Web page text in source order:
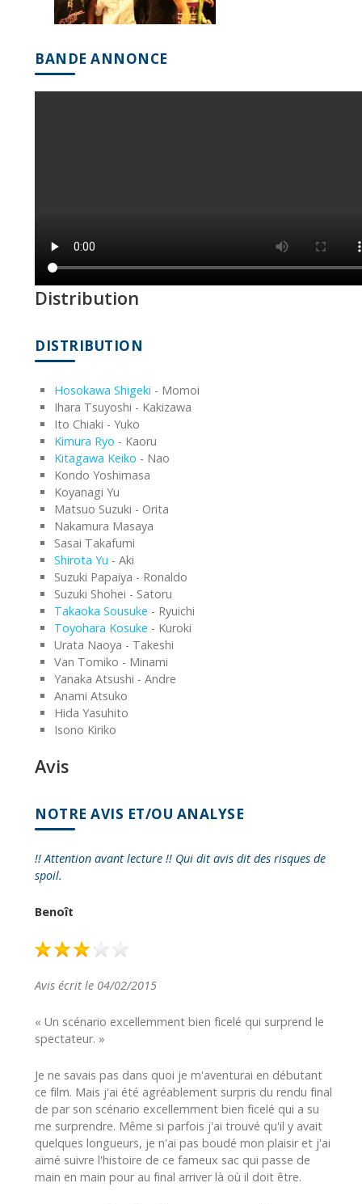
BANDE ANNONCE
Distribution
DISTRIBUTION
Hosokawa Shigeki - Momoi
Ihara Tsuyoshi - Kakizawa
Ito Chiaki - Yuko
Kimura Ryo - Kaoru
Kitagawa Keiko - Nao
Kondo Yoshimasa
Koyanagi Yu
Matsuo Suzuki - Orita
Nakamura Masaya
Sasai Takafumi
Shirota Yu - Aki
Suzuki Papaiya - Ronaldo
Suzuki Shohei - Satoru
Takaoka Sousuke - Ryuichi
Toyohara Kosuke - Kuroki
Urata Naoya - Takeshi
Van Tomiko - Minami
Yanaka Atsushi - Andre
Anami Atsuko
Hida Yasuhito
Isono Kiriko
Avis
NOTRE AVIS ET/OU ANALYSE
!! Attention avant lecture !! Qui dit avis dit des risques de
spoil.
Benoît
Avis écrit le 04/02/2015
« Un scénario excellemment bien ficelé qui surprend le
spectateur. »
Je ne savais pas dans quoi je m'aventurai en débutant
ce film. Mais j'ai été agréablement surpris du rendu final
de par son scénario excellemment bien ficelé qui a su
me surprendre. Même si parfois j'ai trouvé qu'il y avait
quelques longueurs, je n'ai pas boudé mon plaisir et j'ai
aimé suivre l'histoire de ce fameux sac qui passe de
main en main pour au final arriver là où il doit être.